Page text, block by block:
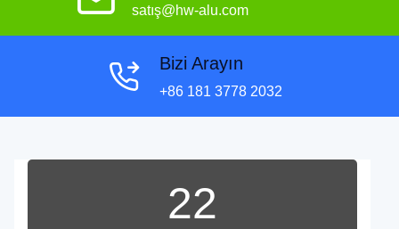
satış@hw-alu.com
Bizi Arayın
+86 181 3778 2032
22